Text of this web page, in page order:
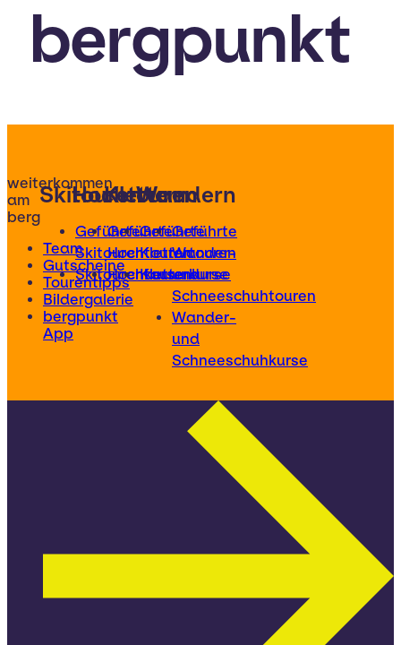
bergpunkt
weiterkommen
am
berg
Team
Gutscheine
Tourentipps
Bildergalerie
bergpunkt
App
Skitouren
Geführte
Skitouren
Skitourenkurse
Hochtouren
Geführte
Hochtouren
Hochtourenkurse
Klettern
Geführte
Klettertouren
Kletterkurse
Wandern
Geführte
Wander-
und
Schneeschuhtouren
Wander-
und
Schneeschuhkurse